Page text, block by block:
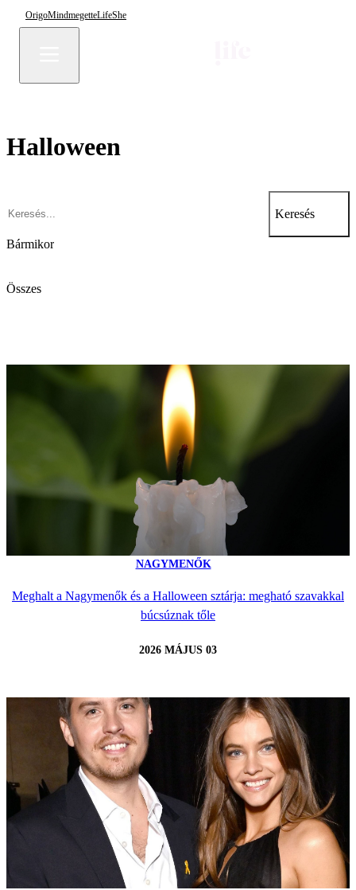
OrigoMindmegetteLifeShe
Halloween
Keresés
Bármikor
Összes
NAGYMENŐK
Meghalt a Nagymenők és a Halloween sztárja: megható szavakkal
búcsúznak tőle
2026 MÁJUS 03